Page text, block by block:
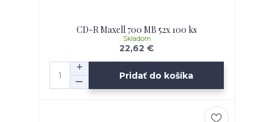
CD-R Maxell 700 MB 52x 100 ks
22,62 €
Skladom
Pridať do košíka